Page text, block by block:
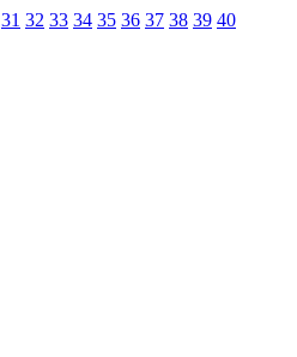
31 32 33 34 35 36 37 38 39 40